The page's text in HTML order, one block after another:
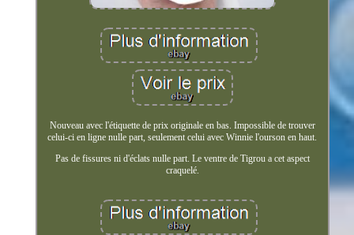
Nouveau avec l'étiquette de prix originale en bas. Impossible de trouver
celui-ci en ligne nulle part, seulement celui avec Winnie l'ourson en haut.
Pas de fissures ni d'éclats nulle part. Le ventre de Tigrou a cet aspect
craquelé.